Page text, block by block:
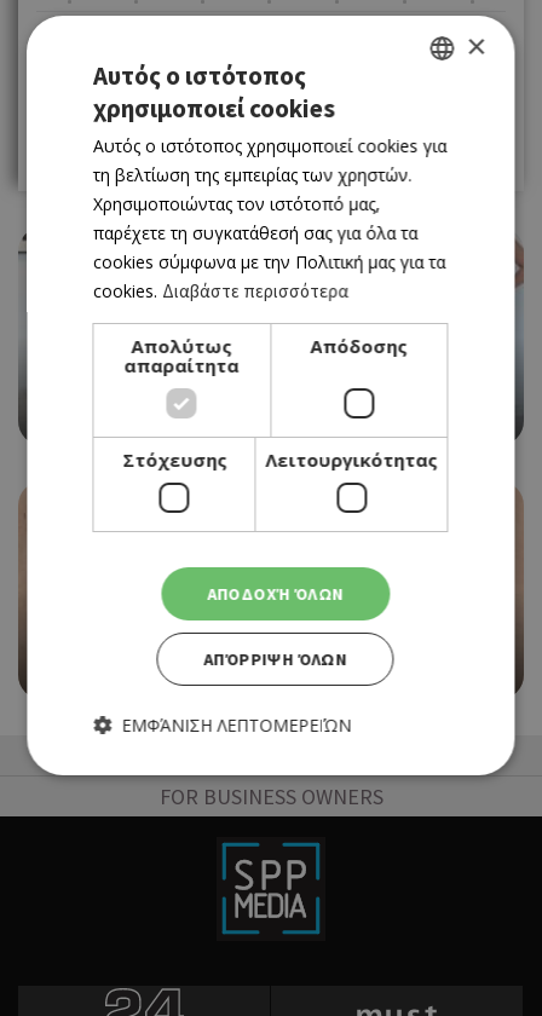
19
21 22 23
28 29 30 31
WOMEN IN FOCUS ΣΤΟ XENIARTSPACE
13/05/2026 - 19/09/2026
«ΜΕΣΟΓΕΙΟΣ» ΣΤΟ ΔΗΜΟΤΙΚΟ ΜΟΥΣΕΙΟ
ΧΑΡΑΚΤΙΚΗΣ ΧΑΜΠΗ ΣΤΗ ΛΕΥΚΩΣΙΑ
05/05/2026 - 25/07/2026
FOR BUSINESS OWNERS
ENGLISH
×
Αυτός ο ιστότοπος
χρησιμοποιεί cookies
Αυτός ο ιστότοπος χρησιμοποιεί cookies για
τη βελτίωση της εμπειρίας των χρηστών.
Χρησιμοποιώντας τον ιστότοπό μας,
παρέχετε τη συγκατάθεσή σας για όλα τα
cookies σύμφωνα με την Πολιτική μας για τα
cookies. Διαβάστε περισσότερα
Απολύτως
απαραίτητα
Απόδοσης
Στόχευσης Λειτουργικότητας
ΑΠΟΔΟΧΉ ΌΛΩΝ
ΑΠΌΡΡΙΨΗ ΌΛΩΝ
ΕΜΦΆΝΙΣΗ ΛΕΠΤΟΜΕΡΕΙΏΝ
Λειτουργικότητας
Τα απολύτως απαραίτητα cookies επιτρέπουν βασικές
λειτουργίες του ιστότοπου, όπως τη σύνδεση χρήστη και τη